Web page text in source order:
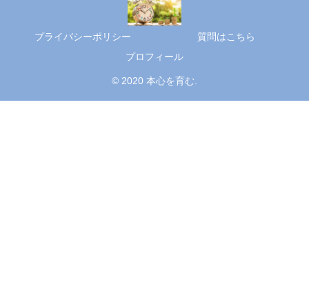
プライバシーポリシー
質問はこちら
プロフィール
© 2020 本心を育む.